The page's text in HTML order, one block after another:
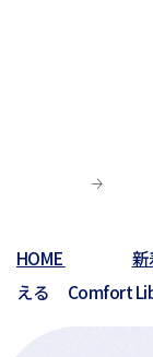
01月(4)
01月(2)
03月(6)
01月(3)
02月(1)
HOME
える Comfort